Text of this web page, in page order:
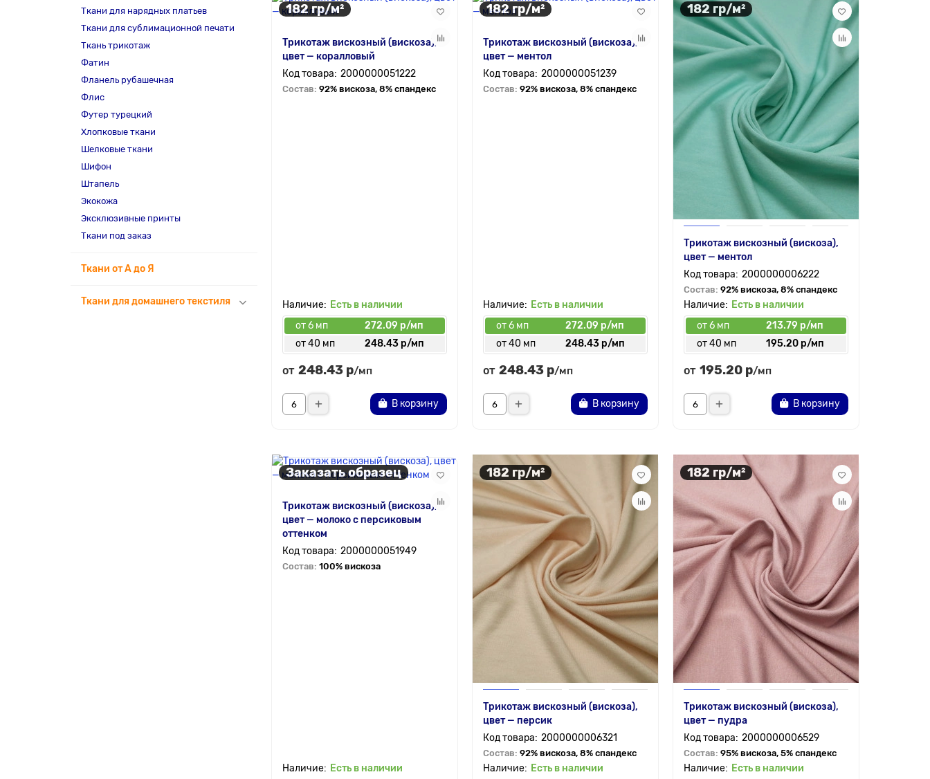
Ткани для нарядных платьев
Ткани для сублимационной печати
Ткань трикотаж
Фатин
Фланель рубашечная
Флис
Футер турецкий
Хлопковые ткани
Шелковые ткани
Шифон
Штапель
Экокожа
Эксклюзивные принты
Ткани под заказ
Ткани от А до Я
Ткани для домашнего текстиля
182 гр/м²
Трикотаж вискозный (вискоза),
цвет — коралловый
2000000051222
Состав: 92% вискоза, 8% спандекс
Есть в наличии
от 6 мп
272.09 р/мп
от 40 мп
248.43 р/мп
от 248.43 р/мп
В корзину
182 гр/м²
Трикотаж вискозный (вискоза),
цвет — ментол
2000000051239
Состав: 92% вискоза, 8% спандекс
Есть в наличии
от 6 мп
272.09 р/мп
от 40 мп
248.43 р/мп
от 248.43 р/мп
В корзину
182 гр/м²
Трикотаж вискозный (вискоза),
цвет — ментол
2000000006222
Состав: 92% вискоза, 8% спандекс
Есть в наличии
от 6 мп
213.79 р/мп
от 40 мп
195.20 р/мп
от 195.20 р/мп
В корзину
Заказать образец
Трикотаж вискозный (вискоза),
цвет — молоко с персиковым
оттенком
2000000051949
Состав: 100% вискоза
Есть в наличии
182 гр/м²
Трикотаж вискозный (вискоза),
цвет — персик
2000000006321
Состав: 92% вискоза, 8% спандекс
Есть в наличии
182 гр/м²
Трикотаж вискозный (вискоза),
цвет — пудра
2000000006529
Состав: 95% вискоза, 5% спандекс
Есть в наличии